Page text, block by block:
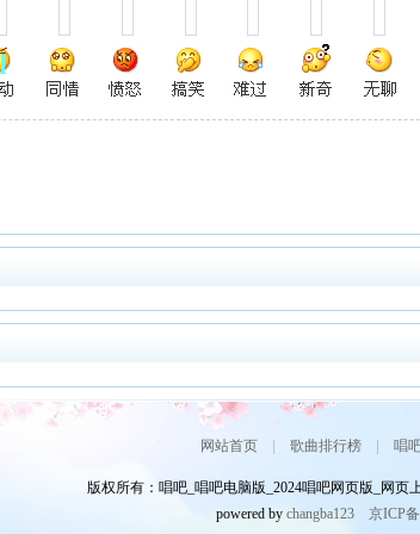
网站首页| 歌曲排行榜| 唱
版权所有：唱吧_唱吧电脑版_2024唱吧网页版_网
powered by changba123 京ICP